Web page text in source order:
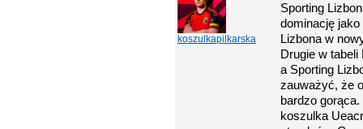
koszulkapilkarska
Sporting
dominację
Lizbona w
Drugie w tabeli
a Sporting
zauważyć, że
bardzo
koszulka